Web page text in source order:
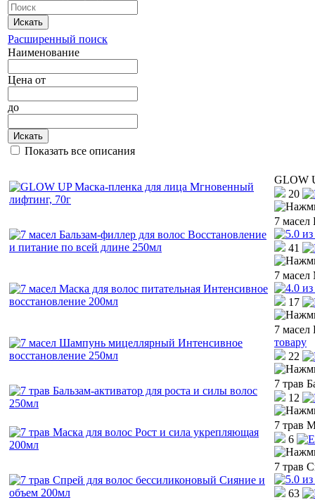
Искать
Расширенный поиск
Наименование
Цена от
до
Искать
Показать все описания
GLOW
20
7 масел
41
7 масел
17
7
товару
22
7 трав
12
7 трав
6
7 трав
63